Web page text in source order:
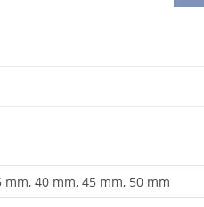
mm, 40 mm, 45 mm, 50 mm